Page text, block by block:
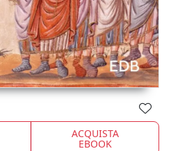
ACQUISTA
EBOOK